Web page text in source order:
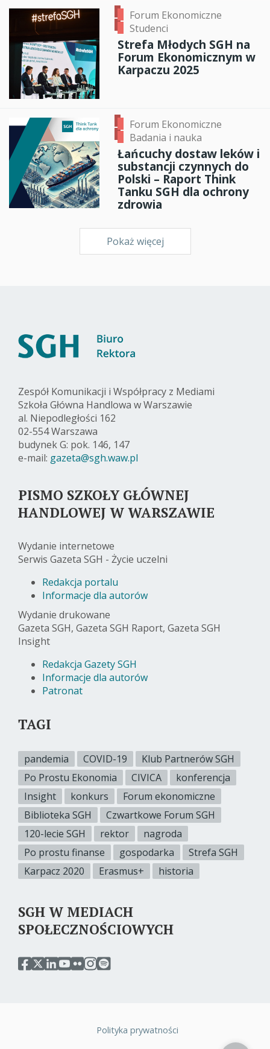
Forum Ekonomiczne
Studenci
Strefa Młodych SGH na
Forum Ekonomicznym w
Karpaczu 2025
Forum Ekonomiczne
Badania i nauka
Łańcuchy dostaw leków i
substancji czynnych do
Polski – Raport Think
Tanku SGH dla ochrony
zdrowia
Pokaż więcej
Zespół Komunikacji i Współpracy z Mediami
Szkoła Główna Handlowa w Warszawie
al. Niepodległości 162
02-554 Warszawa
budynek G: pok. 146, 147
e-mail: gazeta@sgh.waw.pl
PISMO SZKOŁY GŁÓWNEJ
HANDLOWEJ W WARSZAWIE
Wydanie internetowe
Serwis Gazeta SGH - Życie uczelni
Redakcja portalu
Informacje dla autorów
Wydanie drukowane
Gazeta SGH, Gazeta SGH Raport, Gazeta SGH
Insight
Redakcja Gazety SGH
Informacje dla autorów
Patronat
TAGI
pandemia COVID-19
Klub Partnerów SGH
Po Prostu Ekonomia
CIVICA
konferencja
Insight
konkurs
Forum ekonomiczne
Biblioteka SGH
Czwartkowe Forum SGH
120-lecie SGH
rektor
nagroda
Po prostu finanse
gospodarka
Strefa SGH
Karpacz 2020
Erasmus+ historia
SGH W MEDIACH
SPOŁECZNOŚCIOWYCH
przejdź
przejdź
przejdź
przejdź
przejdź
przejdźprzejdź
Stopka
Polityka prywatności